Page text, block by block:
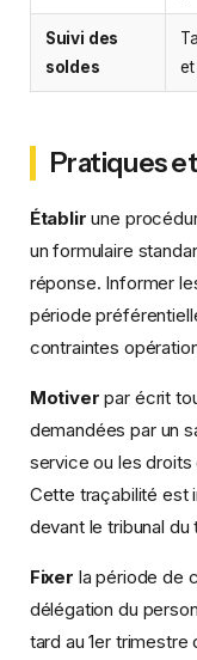
Suivi des
soldes
Pratiques
Établir une
un formulaire
réponse. Informer
période
contraintes
Motiver par écrit
demandées par un
service ou les
Cette traçabilité est
devant le tribunal du
Fixer la période de
délégation du
tard au 1er